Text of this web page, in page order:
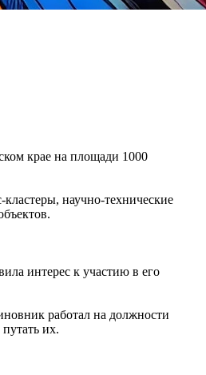
крае на площади 1000
научно-технические
интерес к участию в его
работал на должности
их.